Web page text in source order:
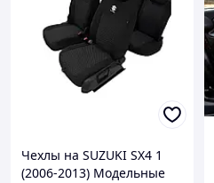
Чехлы на SUZUKI SX4 1
(2006-2013) Модельные